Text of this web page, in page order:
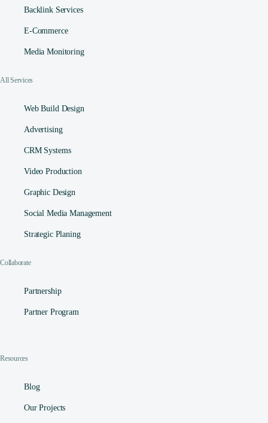
Backlink Services
E-Commerce
Media Monitoring
All Services
Web Build Design
Advertising
CRM Systems
Video Production
Graphic Design
Social Media Management​
Strategic Planing
Collaborate
Partnership
Partner Program
Resources
Blog
Our Projects